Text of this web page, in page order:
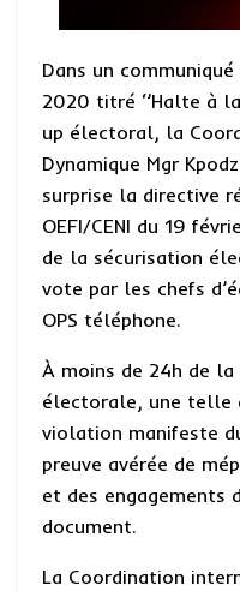
Dans un
2020 titré ‘’Halte à
up électoral, la
Dynamique Mgr
surprise la directive
OEFI/CENI du 19
de la sécurisation
vote par les chefs
OPS téléphone.
À moins de 24h de
électorale, une telle
violation manifeste
preuve avérée de
et des engagements
document.
La Coordination